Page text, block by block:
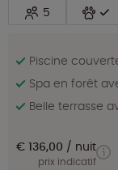
5
Piscine
Spa en forêt
Belle terrasse
€ 136,00 nuit
prix indicatif